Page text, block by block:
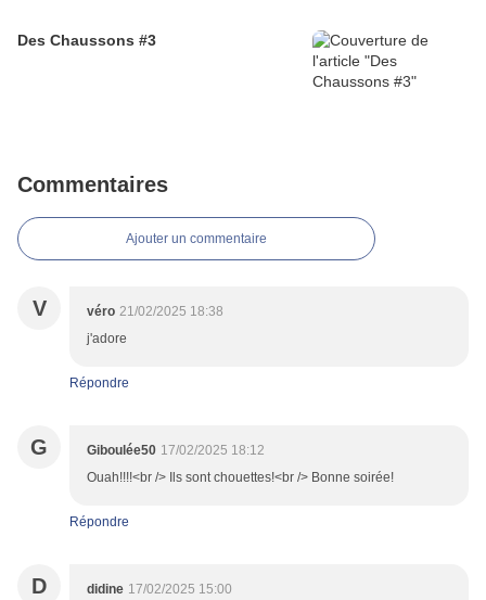
Des Chaussons #3
Commentaires
Ajouter un commentaire
V véro 21/02/2025 18:38
j'adore
Répondre
G Giboulée50 17/02/2025 18:12
Ouah!!!!<br /> Ils sont chouettes!<br /> Bonne soirée!
Répondre
D didine 17/02/2025 15:00